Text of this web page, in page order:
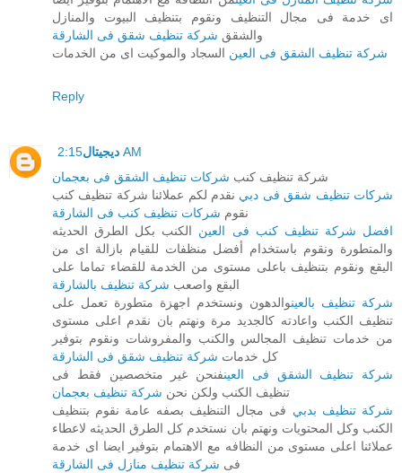
اى خدمة فى مجال التنظيف ونقوم بتنظيف البيوت والمنازل
والشقق شركة تنظيف شقق فى الشارقة
شركة تنظيف الشقق فى العين السجاد والموكيت اى من الخدمات
Reply
ديجيتال 2:15 AM
شركة تنظيف كنب شركات تنظيف الشقق فى بعجمان
شركات تنظيف شقق فى دبي نقدم لكم عملائنا شركة تنظيف كنب
نقوم شركات تنظيف كنب فى الشارقة
افضل شركة تنظيف كنب فى العين الكنب بكل الطرق الحديثه
والمتطورة ونقوم باستخدام أفضل منظفات للقيام بازالة اى من
اليقع ونقوم بتنظيف باعلى مستوى من الخدمة للقضاء تماما على
البقع واصعب شركة تنظيف بالشارقة
شركة تنظيف بالعينوالدهون ونستخدم اجهزة متطورة تعمل على
تنظيف الكنب واعادته كالجديد مرة ونهتم بان نقدم اعلى مستوى
من خدمات تنظيف المجالس والكنب والمفروشات ونقوم بتوفير
كل خدمات شركة تنظيف شقق فى الشارقة
شركة تنظيف الشقق فى العينفنحن غير متخصصين فقط فى
تنظيف الكنب ولكن نحن شركة تنظيف بعجمان
شركة تنظيف بدبي فى مجال التنظيف بصفه عامة نقوم بتنظيف
الكنب وكل المحتويات ونهتم بان نستخدم كل الطرق الحديثه لاعطاء
عملائنا اعلى مستوى من النظافه مع الاهتمام بتوفير ايضا اى خدمة
فى شركة تنظيف منازل فى الشارقة